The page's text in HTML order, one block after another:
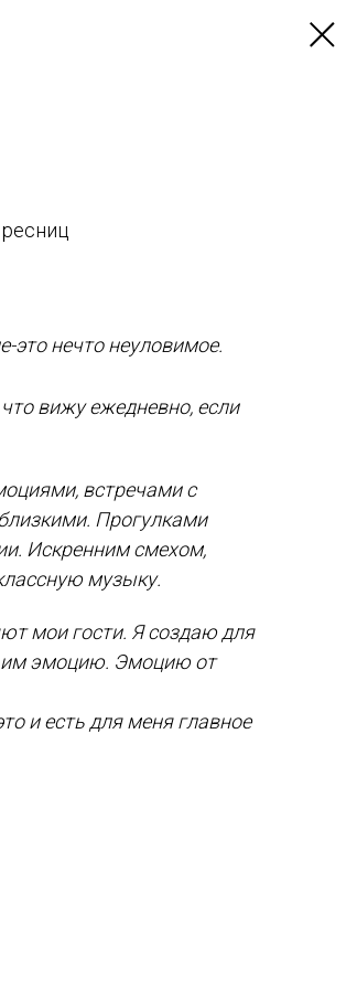
это нечто неуловимое.
вижу ежедневно, если
встречами с
Прогулками
Искренним смехом,
музыку.
мои гости. Я создаю для
им эмоцию. Эмоцию от
и есть для меня главное